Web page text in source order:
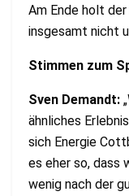
Am Ende holt
insgesamt nicht
Stimmen zum
Sven Demandt:
ähnliches
sich Energie
es eher so, dass
wenig nach der